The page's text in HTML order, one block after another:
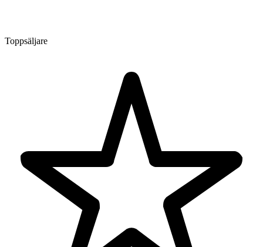
Toppsäljare